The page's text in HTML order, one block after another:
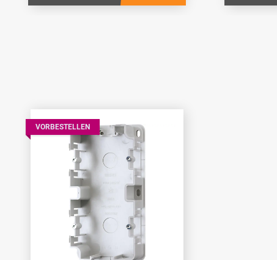
VORBESTELLEN